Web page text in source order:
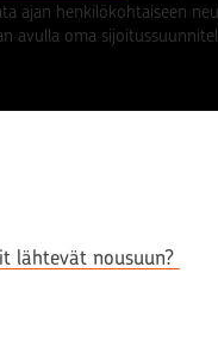
ajan henkilökohtaiseen
avulla oma
lähtevät nousuun?